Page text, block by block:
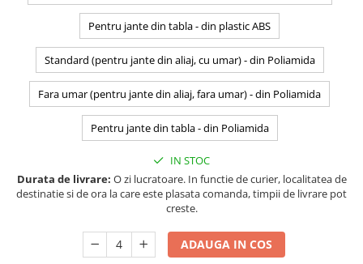
Pentru jante din tabla - din plastic ABS
Standard (pentru jante din aliaj, cu umar) - din Poliamida
Fara umar (pentru jante din aliaj, fara umar) - din Poliamida
Pentru jante din tabla - din Poliamida
IN STOC
Durata de livrare: O zi lucratoare. In functie de curier, localitatea de
destinatie si de ora la care este plasata comanda, timpii de livrare pot
creste.
ADAUGA IN COS